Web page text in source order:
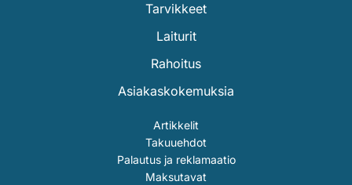
Tarvikkeet
Laiturit
Rahoitus
Asiakaskokemuksia
Artikkelit
Takuuehdot
Palautus ja reklamaatio
Maksutavat